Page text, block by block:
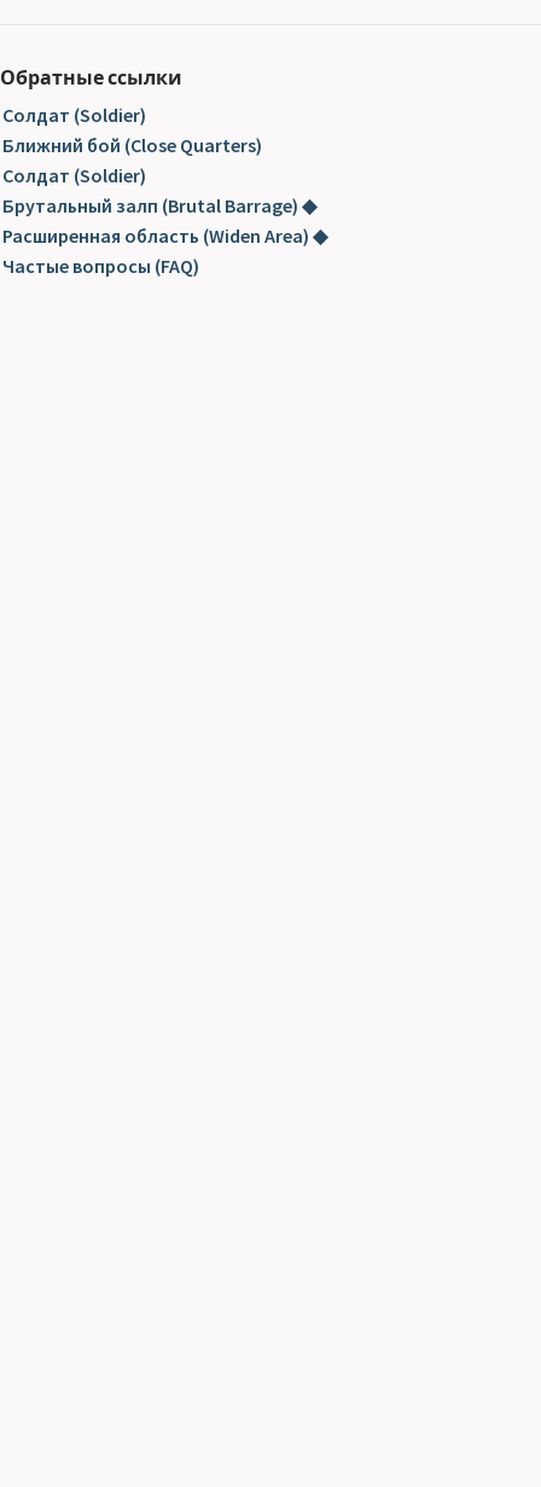
Обратные ссылки
Солдат (Soldier)
Ближний бой (Close Quarters)
Солдат (Soldier)
Брутальный залп (Brutal Barrage) ◆
Расширенная область (Widen Area) ◆
Частые вопросы (FAQ)